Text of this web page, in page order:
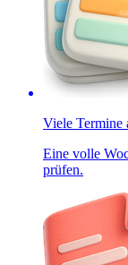
Viele Termine
Eine volle
prüfen.